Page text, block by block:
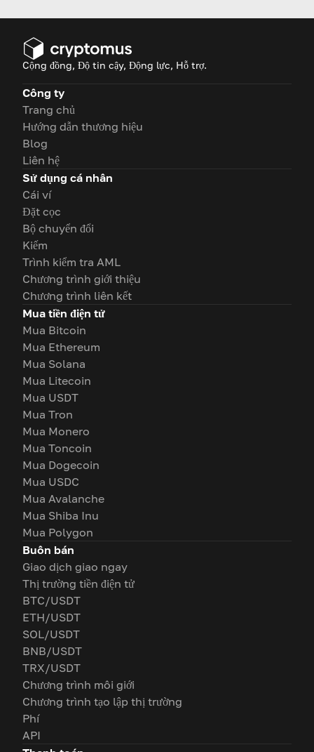
Cộng đồng, Độ tin cậy, Động lực, Hỗ trợ.
Công ty
Trang chủ
Hướng dẫn thương hiệu
Blog
Liên hệ
Sử dụng cá nhân
Cái ví
Đặt cọc
Bộ chuyển đổi
Kiếm
Trình kiểm tra AML
Chương trình giới thiệu
Chương trình liên kết
Mua tiền điện tử
Mua Bitcoin
Mua Ethereum
Mua Solana
Mua Litecoin
Mua USDT
Mua Tron
Mua Monero
Mua Toncoin
Mua Dogecoin
Mua USDC
Mua Avalanche
Mua Shiba Inu
Mua Polygon
Buôn bán
Giao dịch giao ngay
Thị trường tiền điện tử
BTC/USDT
ETH/USDT
SOL/USDT
BNB/USDT
TRX/USDT
Chương trình môi giới
Chương trình tạo lập thị trường
Phí
API